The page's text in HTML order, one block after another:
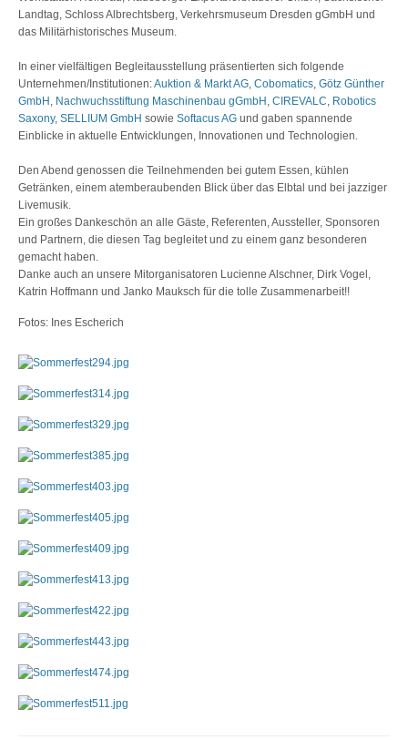
Landtag, Schloss Albrechtsberg, Verkehrsmuseum Dresden gGmbH und
das Militärhistorisches Museum.
In einer vielfältigen Begleitausstellung präsentierten sich folgende
Unternehmen/Institutionen:Auktion & Markt AG, Cobomatics, Götz Günther
GmbH , Nachwuchsstiftung Maschinenbau gGmbH , CIREVALC, Robotics
Saxony, SELLIUM GmbH sowie Softacus AG und gaben spannende
Einblicke in aktuelle Entwicklungen, Innovationen und Technologien.
Den Abend genossen die Teilnehmenden bei gutem Essen, kühlen
Getränken, einem atemberaubenden Blick über das Elbtal und bei jazziger
Livemusik.
Ein großes Dankeschön an alle Gäste, Referenten, Aussteller, Sponsoren
und Partnern, die diesen Tag begleitet und zu einem ganz besonderen
gemacht haben.
Danke auch an unsere Mitorganisatoren Lucienne Alschner, Dirk Vogel,
Katrin Hoffmann und Janko Mauksch für die tolle Zusammenarbeit!!
Fotos: Ines Escherich